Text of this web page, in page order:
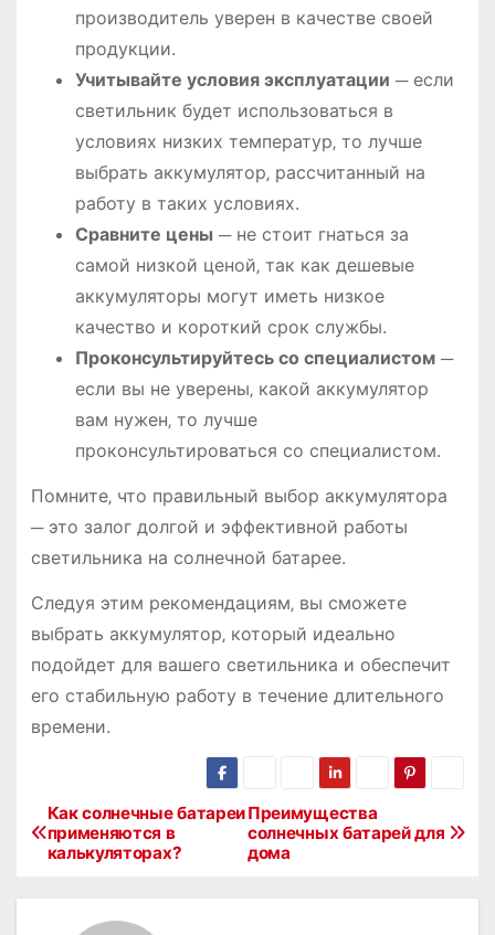
производитель уверен в качестве своей
продукции.
Учитывайте условия эксплуатации ─ если
светильник будет использоваться в
условиях низких температур‚ то лучше
выбрать аккумулятор‚ рассчитанный на
работу в таких условиях.
Сравните цены ─ не стоит гнаться за
самой низкой ценой‚ так как дешевые
аккумуляторы могут иметь низкое
качество и короткий срок службы.
Проконсультируйтесь со специалистом─
если вы не уверены‚ какой аккумулятор
вам нужен‚ то лучше
проконсультироваться со специалистом.
Помните‚ что правильный выбор аккумулятора
─ это залог долгой и эффективной работы
светильника на солнечной батарее.
Следуя этим рекомендациям‚ вы сможете
выбрать аккумулятор‚ который идеально
подойдет для вашего светильника и обеспечит
его стабильную работу в течение длительного
времени.
Н
Преимущества
солнечных батарей для
дома
Как солнечные батареи
применяются в
калькуляторах?